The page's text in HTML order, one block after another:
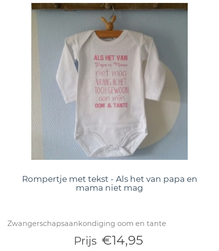
Rompertje met tekst - Als het van papa en
mama niet mag
Zwangerschapsaankondiging oom en tante
Prijs €14,95